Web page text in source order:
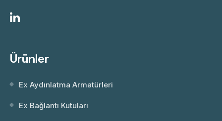
Ürünler
Ex Aydınlatma Armatürleri
Ex Bağlantı Kutuları